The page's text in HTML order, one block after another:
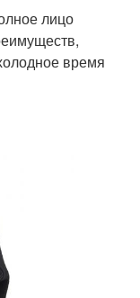
лицо
время